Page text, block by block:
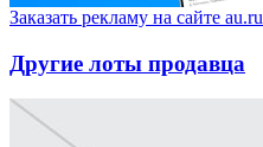
Заказать рекламу на сайте au.ru
Другие лоты продавца